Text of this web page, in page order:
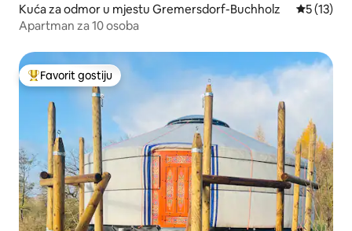
Kuća za odmor u mjestu Gremersdorf-Buchholz Prosječna
5 (13)
Apartman za 10 osoba
Glavni favorit gostiju
Favorit gostiju